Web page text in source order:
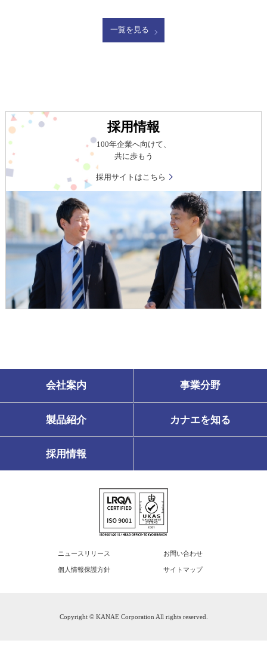
一覧を見る
採用情報
100年企業へ向けて、
共に歩もう
採用サイトはこちら
会社案内 事業分野
製品紹介 カナエを知る
採用情報
ニュースリリース お問い合わせ
個人情報保護方針 サイトマップ
Copyright © KANAE Corporation All rights reserved.